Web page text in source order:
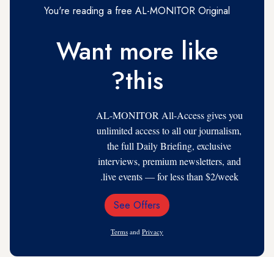
You're reading a free AL-MONITOR Original
Want more like
this?
AL-MONITOR All-Access gives you
unlimited access to all our journalism,
the full Daily Briefing, exclusive
interviews, premium newsletters, and
live events — for less than $2/week.
Email
See Offers
Terms and Privacy